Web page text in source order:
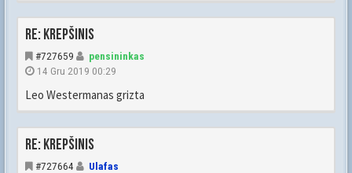
Re: Krepšinis
#727659
pensininkas
14 Gru 2019 00:29
Leo Westermanas grizta
Re: Krepšinis
#727664
Ulafas